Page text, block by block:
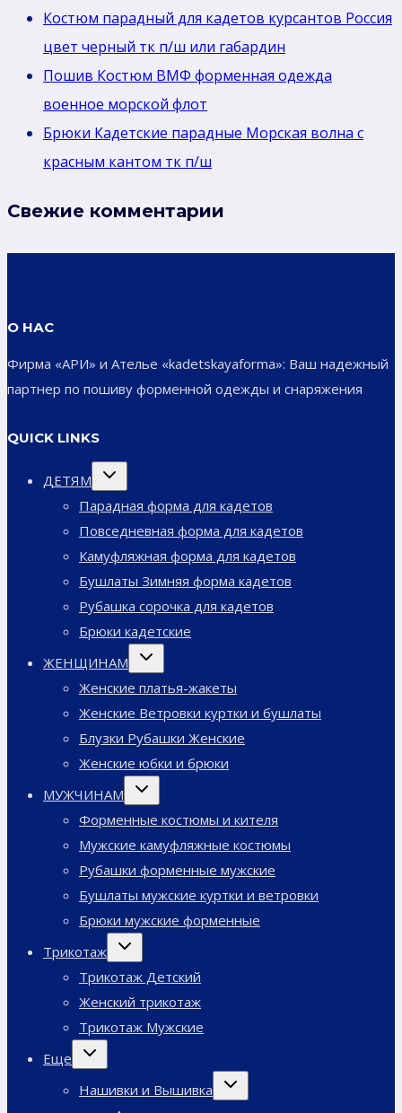
Костюм парадный для кадетов курсантов Россия
цвет черный тк п/ш или габардин
Пошив Костюм ВМФ форменная одежда
военное морской флот
Брюки Кадетские парадные Морская волна с
красным кантом тк п/ш
Свежие комментарии
О НАС
Фирма «АРИ» и Ателье «kadetskayaforma»: Ваш надежный
партнер по пошиву форменной одежды и снаряжения
QUICK LINKS
ДЕТЯМ
Переключить
Парадная форма для кадетов
Повседневная форма для кадетов
Камуфляжная форма для кадетов
Бушлаты Зимняя форма кадетов
Рубашка сорочка для кадетов
Брюки кадетские
ЖЕНЩИНАМ
Переключить
Женские платья-жакеты
Женские Ветровки куртки и бушлаты
Блузки Рубашки Женские
Женские юбки и брюки
МУЖЧИНАМ
Переключить
Форменные костюмы и кителя
Мужские камуфляжные костюмы
Рубашки форменные мужские
Бушлаты мужские куртки и ветровки
Брюки мужские форменные
Трикотаж
Переключить
Трикотаж Детский
Женский трикотаж
Трикотаж Мужские
Еще
Переключить
Нашивки и Вышивка
Переключить